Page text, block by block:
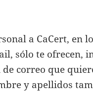
a CaCert, en
sólo te ofrecen,
correo que
y apellidos